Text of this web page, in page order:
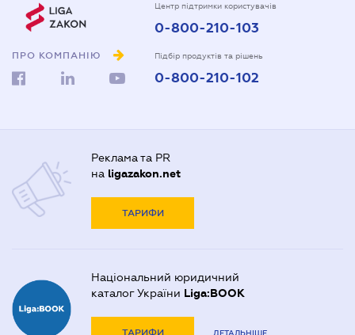
ПРО КОМПАНІЮ
Центр підтримки користувачів
0-800-210-103
Підбір продуктів та рішень
0-800-210-102
Реклама та PR
на ligazakon.net
ТАРИФИ
Національний юридичний
каталог України Liga:BOOK
ТАРИФИ ДЕТАЛЬНІШЕ